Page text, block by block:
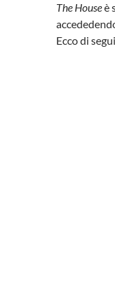
The Houseè
Ecco di